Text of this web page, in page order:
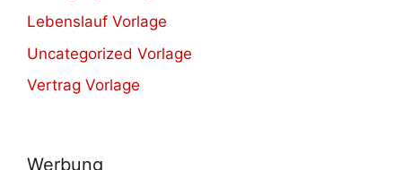
Lebenslauf Vorlage
Uncategorized Vorlage
Vertrag Vorlage
Werbung